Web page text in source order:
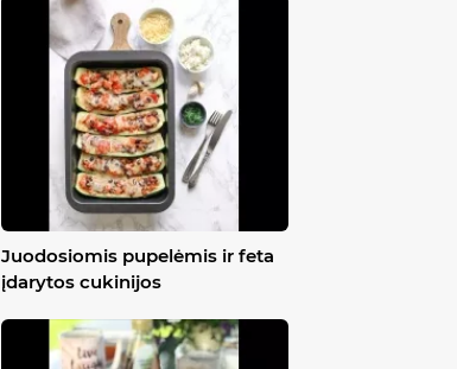
Juodosiomis pupelėmis ir feta
įdarytos cukinijos